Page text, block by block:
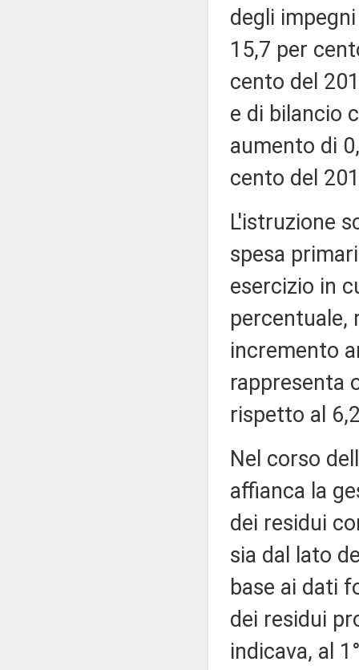
degli
15,7 per
cento del
e di bilancio
aumento di
cento del
L'istruzione
spesa
esercizio in
percentuale,
incremento
rappresenta
rispetto al
Nel corso
affianca la
dei residui
sia dal lato
base ai dati
dei residui
indicava, al